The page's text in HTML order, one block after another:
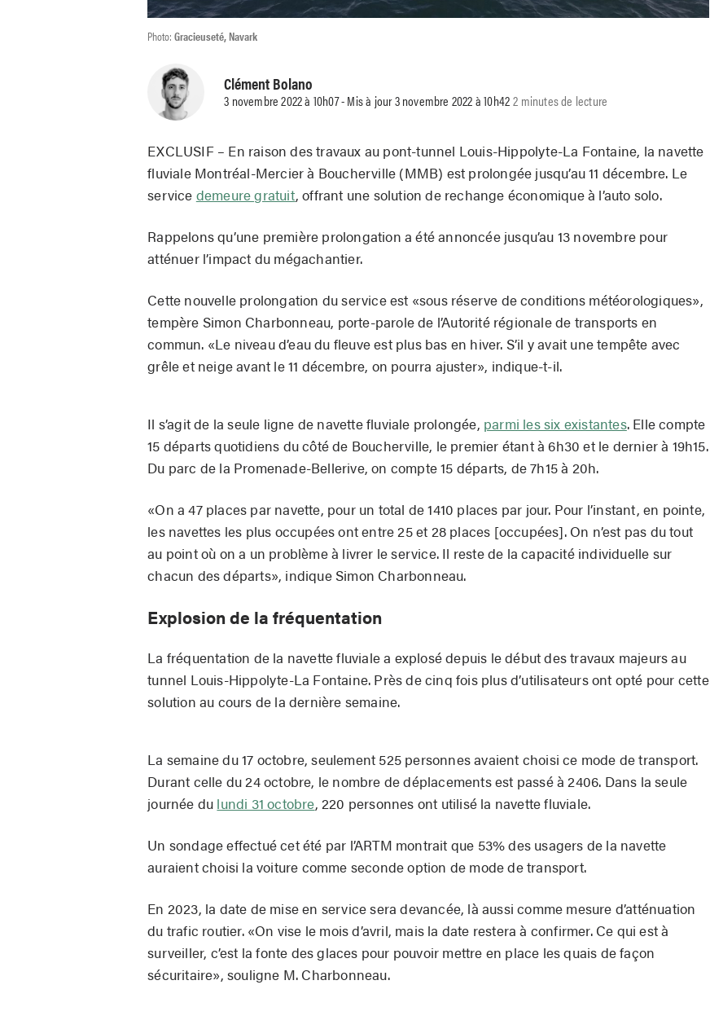
Photo:Gracieuseté, Navark
Clément Bolano
3 novembre 2022 à 10h07 - Mis à jour 3 novembre 2022 à 10h422 minutes de lecture
EXCLUSIF – En raison des travaux au pont-tunnel Louis-Hippolyte-La Fontaine, la navette
fluviale Montréal-Mercier à Boucherville (MMB) est prolongée jusqu’au 11 décembre. Le
service demeure gratuit, offrant une solution de rechange économique à l’auto solo.
Rappelons qu’une première prolongation a été annoncée jusqu’au 13 novembre pour
atténuer l’impact du mégachantier.
Cette nouvelle prolongation du service est «sous réserve de conditions météorologiques»,
tempère Simon Charbonneau, porte-parole de l’Autorité régionale de transports en
commun. «Le niveau d’eau du fleuve est plus bas en hiver. S’il y avait une tempête avec
grêle et neige avant le 11 décembre, on pourra ajuster», indique-t-il.
Il s’agit de la seule ligne de navette fluviale prolongée, parmi les six existantes. Elle compte
15 départs quotidiens du côté de Boucherville, le premier étant à 6h30 et le dernier à 19h15.
Du parc de la Promenade-Bellerive, on compte 15 départs, de 7h15 à 20h.
«On a 47 places par navette, pour un total de 1410 places par jour. Pour l’instant, en pointe,
les navettes les plus occupées ont entre 25 et 28 places [occupées]. On n’est pas du tout
au point où on a un problème à livrer le service. Il reste de la capacité individuelle sur
chacun des départs», indique Simon Charbonneau.
Explosion de la fréquentation
La fréquentation de la navette fluviale a explosé depuis le début des travaux majeurs au
tunnel Louis-Hippolyte-La Fontaine. Près de cinq fois plus d’utilisateurs ont opté pour cette
solution au cours de la dernière semaine.
La semaine du 17 octobre, seulement 525 personnes avaient choisi ce mode de transport.
Durant celle du 24 octobre, le nombre de déplacements est passé à 2406. Dans la seule
journée du lundi 31 octobre, 220 personnes ont utilisé la navette fluviale.
Un sondage effectué cet été par l’ARTM montrait que 53% des usagers de la navette
auraient choisi la voiture comme seconde option de mode de transport.
En 2023, la date de mise en service sera devancée, là aussi comme mesure d’atténuation
du trafic routier. «On vise le mois d’avril, mais la date restera à confirmer. Ce qui est à
surveiller, c’est la fonte des glaces pour pouvoir mettre en place les quais de façon
sécuritaire», souligne M. Charbonneau.